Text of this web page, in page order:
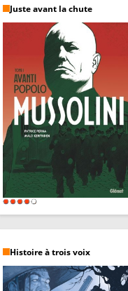
Juste avant la chute
Histoire à trois voix